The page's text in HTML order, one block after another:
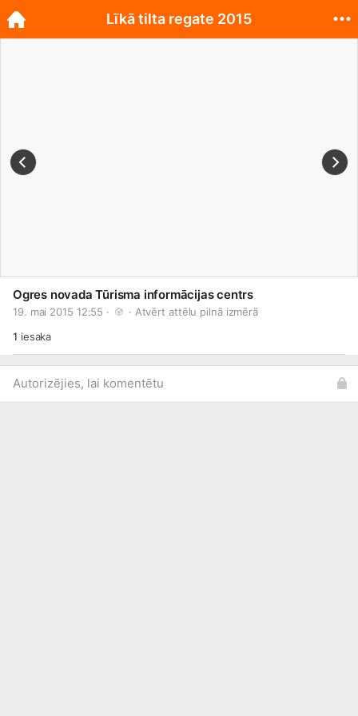
Ogres novada Tūrisma informācijas centrs
19. mai 2015 12:55 · · Atvērt attēlu pilnā izmērā
1 iesaka
Autorizējies, lai komentētu
Līkā tilta regate 2015